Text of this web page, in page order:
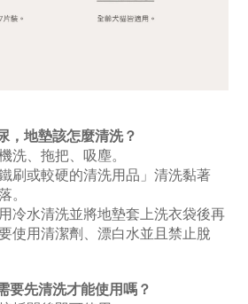
，地墊該怎麼清洗？
洗、拖把、吸塵。
刷或較硬的清洗用品」清洗黏著
。
冷水清洗並將地墊套上洗衣袋後再
使用清潔劑、漂白水並且禁止脫
要先清洗才能使用嗎？